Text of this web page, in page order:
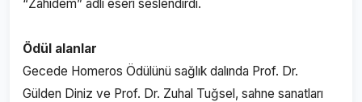
“Zahidem” adlı eseri seslendirdi.
Ödül alanlar
Gecede Homeros Ödülünü sağlık dalında Prof. Dr.
Gülden Diniz ve Prof. Dr. Zuhal Tuğsel, sahne sanatları